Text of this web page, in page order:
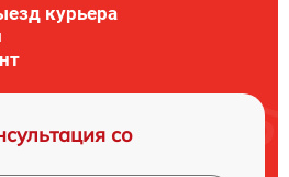
курьера
со